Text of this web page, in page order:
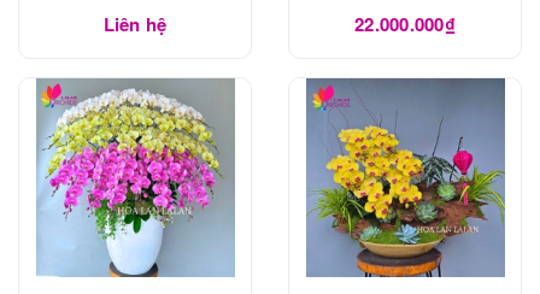
Liên hệ 22.000.000₫